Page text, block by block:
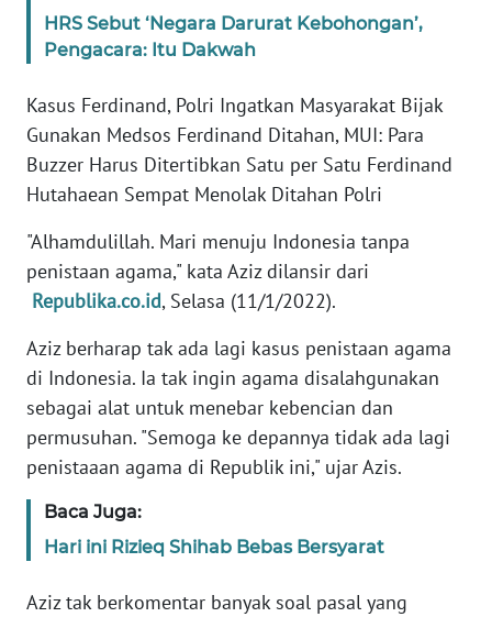
HRS Sebut ‘Negara Darurat Kebohongan’,
Pengacara: Itu Dakwah
Kasus Ferdinand, Polri Ingatkan Masyarakat Bijak
Gunakan Medsos Ferdinand Ditahan, MUI: Para
Buzzer Harus Ditertibkan Satu per Satu Ferdinand
Hutahaean Sempat Menolak Ditahan Polri
"Alhamdulillah. Mari menuju Indonesia tanpa
penistaan agama," kata Aziz dilansir dari
Republika.co.id, Selasa (11/1/2022).
Aziz berharap tak ada lagi kasus penistaan agama
di Indonesia. Ia tak ingin agama disalahgunakan
sebagai alat untuk menebar kebencian dan
permusuhan. "Semoga ke depannya tidak ada lagi
penistaaan agama di Republik ini," ujar Azis.
Baca Juga:
Hari ini Rizieq Shihab Bebas Bersyarat
Aziz tak berkomentar banyak soal pasal yang
PEDOMAN
MEDIA
REDAKSI
KARIR
DISCLAIMER
Wahana
Regional
WN
SUMUT
JAKARTA
JABAR